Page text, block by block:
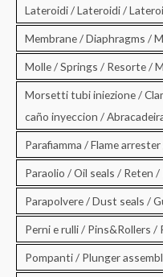
Lateroidi / Lateroidi /
Membrane / Diaphragms /
Molle / Springs / Resorte /
Morsetti tubi iniezione /
caño inyeccion /
Parafiamma / Flame
Paraolio / Oil seals / Reten
Parapolvere / Dust seals /
Perni e rulli / Pins&Rollers /
Pompanti / Plunger